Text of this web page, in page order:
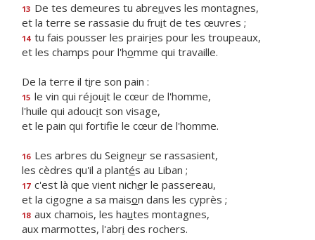
13 De tes demeures tu abreuves les montagnes,
et la terre se rassasie du fruit de tes œuvres ;
14 tu fais pousser les prairies pour les troupeaux,
et les champs pour l'homme qui travaille.
De la terre il tire son pain :
15 le vin qui réjouit le cœur de l'homme,
l'huile qui adoucit son visage,
et le pain qui fortife le cœur de l'homme.
16 Les arbres du Seigneur se rassasient,
les cèdres qu'il a plantés au Liban ;
17 c'est là que vient nicher le passereau,
et la cigogne a sa maison dans les cyprès ;
18 aux chamois, les hautes montagnes,
aux marmottes, l'abri des rochers.